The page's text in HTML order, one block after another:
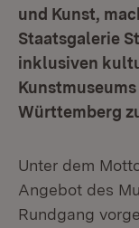
und Kunst,
Staatsgalerie
inklusiven
Württemberg
Unter dem
Angebot des
Rundgang